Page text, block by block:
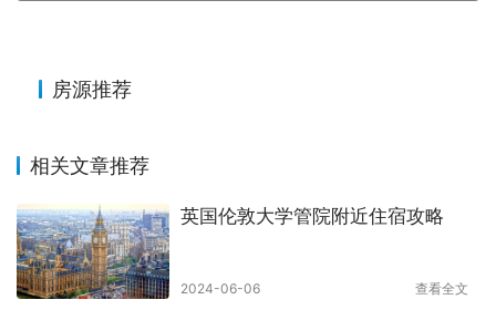
房源推荐
相关文章推荐
英国伦敦大学管院附近住宿攻略
2024-06-06 查看全文